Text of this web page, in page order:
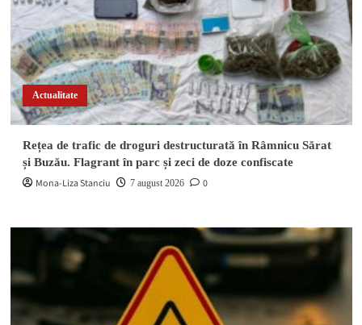
Actualitate
Rețea de trafic de droguri destructurată în Râmnicu Sărat
și Buzău. Flagrant în parc și zeci de doze confiscate
Mona-Liza Stanciu 7 august 2026 0